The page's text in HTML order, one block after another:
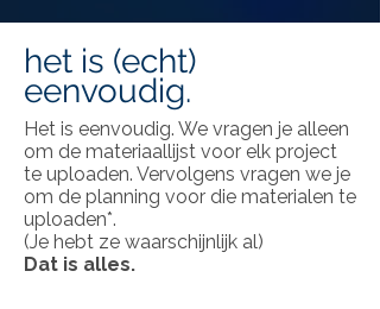
het is (echt)
eenvoudig.
Het is eenvoudig. We vragen je alleen
om de materiaallijst voor elk project
te uploaden. Vervolgens vragen we je
om de planning voor die materialen te
uploaden*.
(Je hebt ze waarschijnlijk al)
Dat is alles.